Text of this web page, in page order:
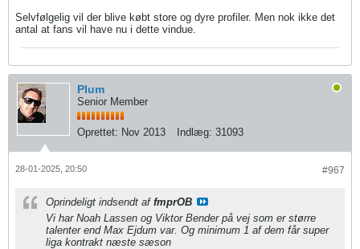
Selvfølgelig vil der blive købt store og dyre profiler. Men nok ikke det
antal at fans vil have nu i dette vindue.
Plum
Senior Member
Oprettet: Nov 2013 Indlæg: 31093
#967
28-01-2025, 20:50
Oprindeligt indsendt af fmprOB
Vi har Noah Lassen og Viktor Bender på vej som er større
talenter end Max Ejdum var. Og minimum 1 af dem får super
liga kontrakt næste sæson